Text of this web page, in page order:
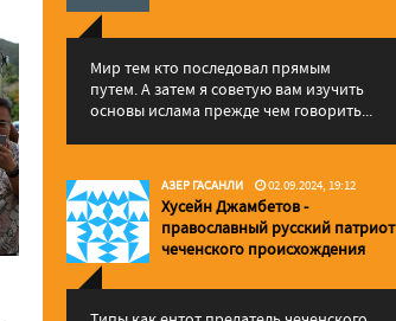
Мир тем кто последовал прямым
путем. А затем я советую вам изучить
основы ислама прежде чем говорить...
АЗЕР ГАСАНЛИ 02.09.2024, 19:12
Хусейн Джамбетов -
православный русский патриот
чеченского происхождения